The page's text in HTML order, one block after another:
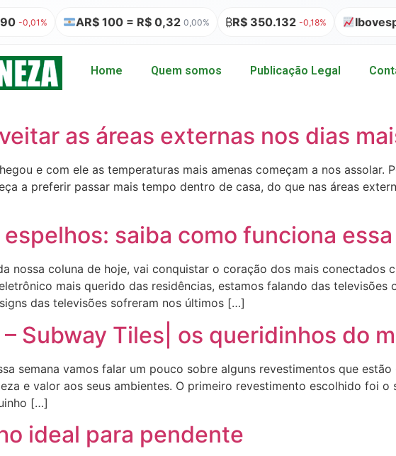
-0,01% AR$ 100 = R$ 0,32 0,00% ₿ R$ 350.132 -0,18% Ibovespa
Home Quem somos Publicação Legal
as áreas externas nos dias
e com ele as temperaturas mais amenas começam a nos assolar.
a preferir passar mais tempo dentro de casa, do que nas áreas
saiba como funciona
nossa coluna de hoje, vai conquistar o coração dos mais conectados
mais querido das residências, estamos falando das
das televisões sofreram nos últimos […]
Subway Tiles| os queridinhos do
semana vamos falar um pouco sobre alguns revestimentos que
e valor aos seus ambientes. O primeiro revestimento escolhido foi
[…]
ideal para pendente